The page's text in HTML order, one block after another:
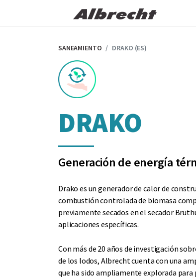
the
SANEAMIENTO DRAKO (ES)
DRAKO
Generación de energía
Drako es un generador de calor de
combustión controlada de biomasa
previamente secados en el secador
aplicaciones específicas.
Con más de 20 años de investigación
de los lodos, Albrecht cuenta con una
que ha sido ampliamente explorada